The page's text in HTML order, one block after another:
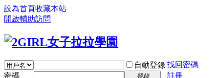
設為首頁收藏本站
開啟輔助訪問
自動登錄 找回密碼
密碼
登錄
註冊